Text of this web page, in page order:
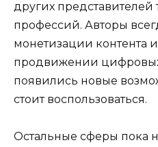
других представителей
профессий. Авторы
монетизации контента
продвижении
появились новые
стоит воспользоваться.
Остальные сферы пока